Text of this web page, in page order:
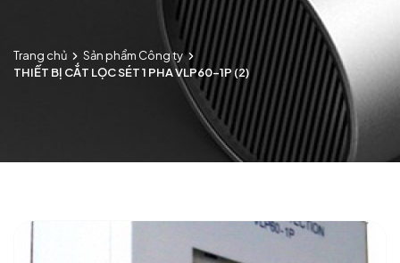
Trang chủ
Sản phẩm Công ty
THIẾT BỊ CẮT LỌC SÉT 1 PHA VLP60-1P (2)